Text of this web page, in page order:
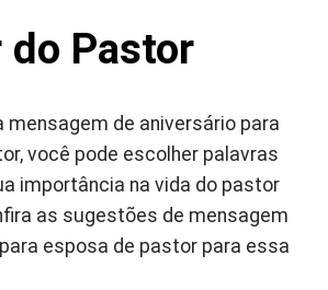
do Pastor
mensagem de aniversário para
você pode escolher palavras
importância na vida do pastor
as sugestões de mensagem
esposa de pastor para essa